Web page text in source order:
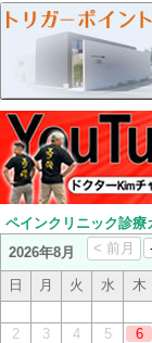
ペインクリニック診療
2026年8月
日
月 火 水 木
2
3 4 5 6